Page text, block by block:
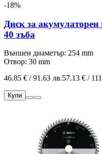
-18%
Диск за
40 зъба
Външен диаметър: 254 mm
Отвор: 30 mm
46.85 € / 91.63 лв.57.13 € /
Купи